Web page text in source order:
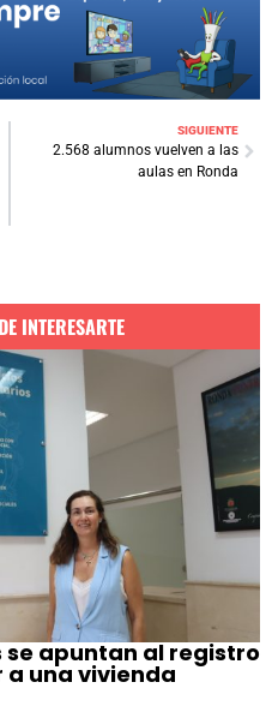
SIGUIENTE
2.568 alumnos vuelven a las
aulas en Ronda
INTERESARTE
se apuntan al registro
una vivienda